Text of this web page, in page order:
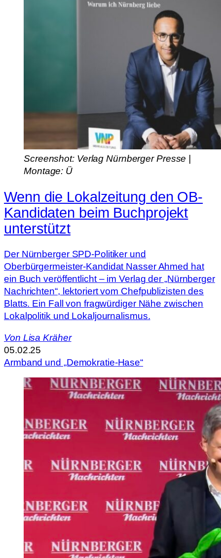
Screenshot: Verlag Nürnberger Presse |
Montage: Ü
Wenn die Lokalzeitung den OB-
Kandidaten beim Buchprojekt
unterstützt
Der Nürnberger SPD-Politiker und
Oberbürgermeister-Kandidat Nasser Ahmed hat
ein Buch veröffentlicht – im Verlag der „Nürnberger
Nachrichten“, lektoriert vom Chefpublizisten des
Blatts. Ein Fall von fragwürdiger Nähe zwischen
Lokalpolitik und Lokaljournalismus.
Von Lisa Kräher
05.02.25
Armband und „Demokratie-Hase“